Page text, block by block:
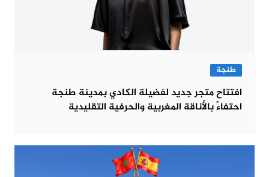
طنجة
افتتاح متجر جديد لفضيلة الكادي بمدينة طنجة
احتفاءً بالأناقة المغربية والحرفية التقليدية